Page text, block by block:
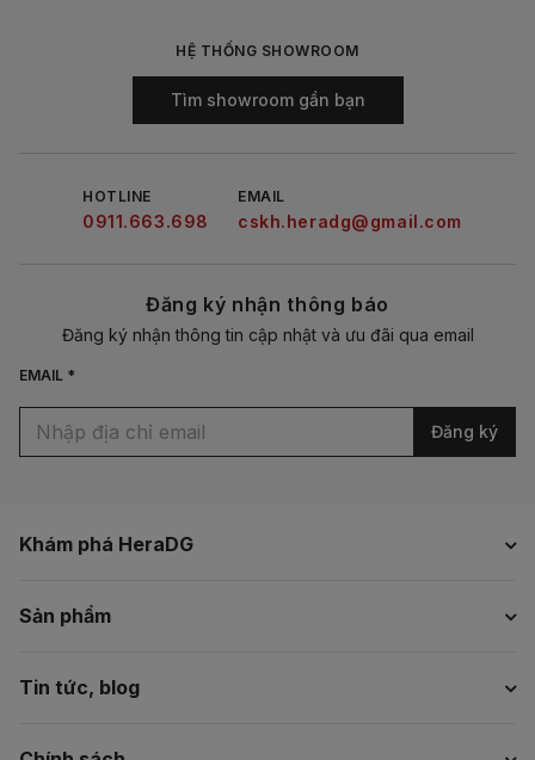
Khám phá HeraDG
Sản phẩm
Tin tức, blog
HỆ THỐNG SHOWROOM
Tìm showroom gần bạn
HOTLINE
0911.663.698
EMAIL
cskh.heradg@gmail.com
Đăng ký nhận thông báo
Đăng ký nhận thông tin cập nhật và ưu đãi qua email
EMAIL *
Đăng ký